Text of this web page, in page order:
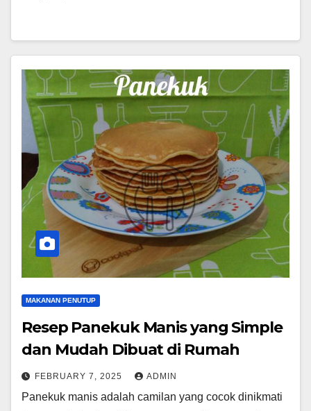
MAKANAN PENUTUP
Resep Panekuk Manis yang Simple
dan Mudah Dibuat di Rumah
FEBRUARY 7, 2025 ADMIN
Panekuk manis adalah camilan yang cocok dinikmati